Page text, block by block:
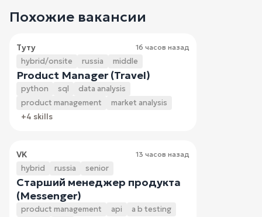
Похожие вакансии
Туту 16 часов назад
hybrid/onsite russia middle
Product Manager (Travel)
python sql
data analysis
product management
market analysis
+4 skills
VK 13 часов назад
hybrid russia senior
Старший менеджер продукта
(Messenger)
product management api
a b testing